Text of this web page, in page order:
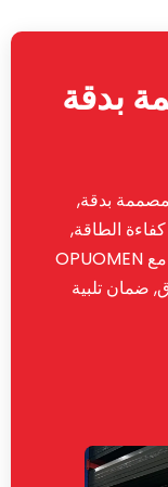
بدقة
بدقة,
الطاقة,
والقدرة على التكيف مع المناخ. شريك مع OPUOMEN
تلبية